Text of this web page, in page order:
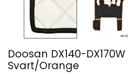
Doosan DX140-
Svart/Orange